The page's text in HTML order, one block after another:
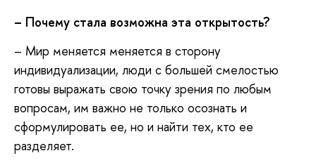
– Почему стала возможна эта открытость?
– Мир меняется меняется в сторону
индивидуализации, люди с большей смелостью
готовы выражать свою точку зрения по любым
вопросам, им важно не только осознать и
сформулировать ее, но и найти тех, кто ее
разделяет.